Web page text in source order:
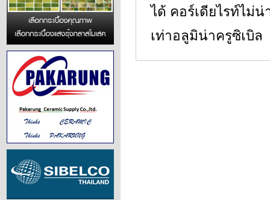
ได้ คอร์เดียไรท์ไม่
เท่าอลูมิน่าครูซิเบิล